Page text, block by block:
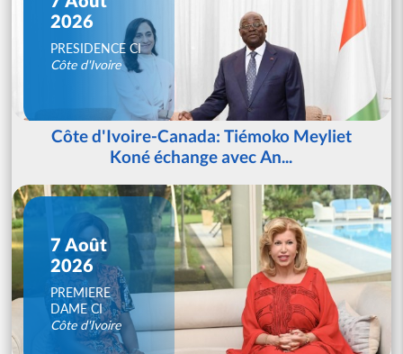
2026
PRESIDENCE CI
Côte d'Ivoire
Côte d'Ivoire-Canada: Tiémoko Meyliet
Koné échange avec An...
7 Août
2026
PREMIERE
DAME CI
Côte d'Ivoire